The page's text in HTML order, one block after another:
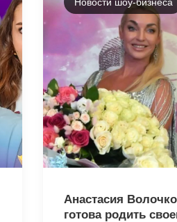
Анастасия
готова родить